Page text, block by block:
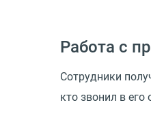
Работа с
Сотрудники
кто звонил в его